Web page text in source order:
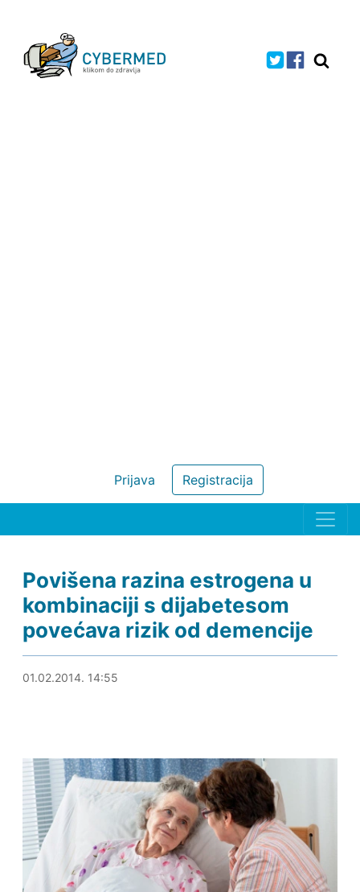
Registracija
Prijava
Povišena razina estrogena u
kombinaciji s dijabetesom
povećava rizik od demencije
01.02.2014. 15:21
01.02.2014. 14:55